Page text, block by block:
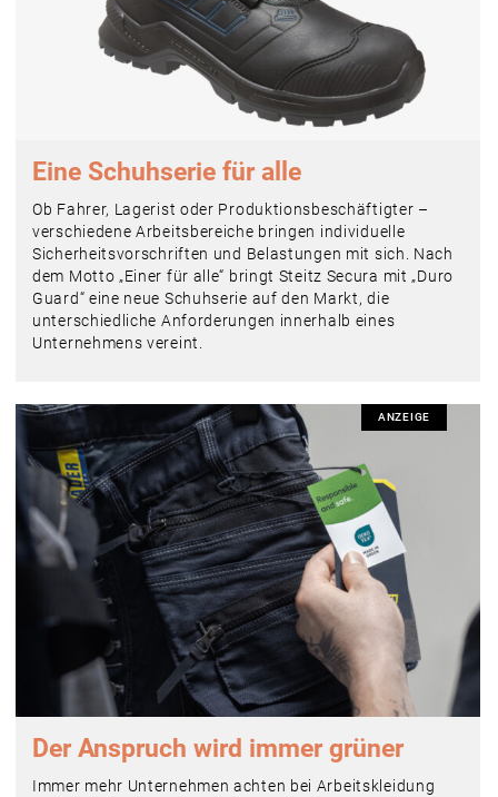
Eine Schuhserie für alle
Ob Fahrer, Lagerist oder Produktionsbeschäftigter –
verschiedene Arbeitsbereiche bringen individuelle
Sicherheitsvorschriften und Belastungen mit sich. Nach
dem Motto „Einer für alle“ bringt Steitz Secura mit „Duro
Guard“ eine neue Schuhserie auf den Markt, die
unterschiedliche Anforderungen innerhalb eines
Unternehmens vereint.
ANZEIGE
Der Anspruch wird immer grüner
Immer mehr Unternehmen achten bei Arbeitskleidung